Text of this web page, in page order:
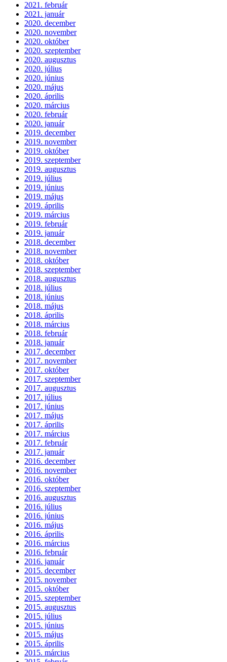
2021. február
2021. január
2020. december
2020. november
2020. október
2020. szeptember
2020. augusztus
2020. július
2020. június
2020. május
2020. április
2020. március
2020. február
2020. január
2019. december
2019. november
2019. október
2019. szeptember
2019. augusztus
2019. július
2019. június
2019. május
2019. április
2019. március
2019. február
2019. január
2018. december
2018. november
2018. október
2018. szeptember
2018. augusztus
2018. július
2018. június
2018. május
2018. április
2018. március
2018. február
2018. január
2017. december
2017. november
2017. október
2017. szeptember
2017. augusztus
2017. július
2017. június
2017. május
2017. április
2017. március
2017. február
2017. január
2016. december
2016. november
2016. október
2016. szeptember
2016. augusztus
2016. július
2016. június
2016. május
2016. április
2016. március
2016. február
2016. január
2015. december
2015. november
2015. október
2015. szeptember
2015. augusztus
2015. július
2015. június
2015. május
2015. április
2015. március